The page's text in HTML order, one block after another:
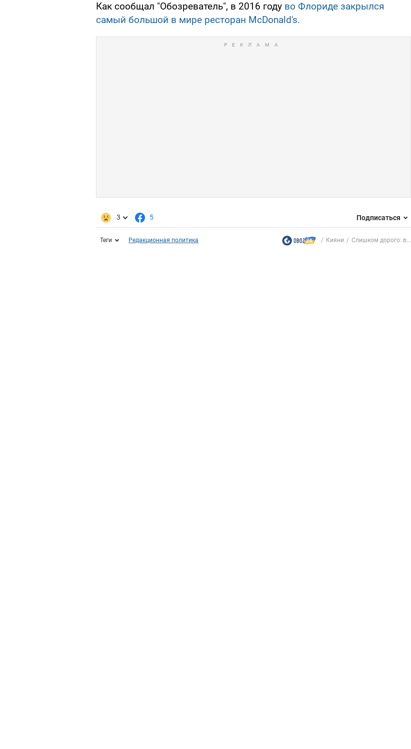
Как сообщал "Обозреватель", в 2016 году во Флориде закрылся
самый большой в мире ресторан McDonald's.
3 5 Подписаться
Теги Редакционная политика Кияни Слишком дорого: в...